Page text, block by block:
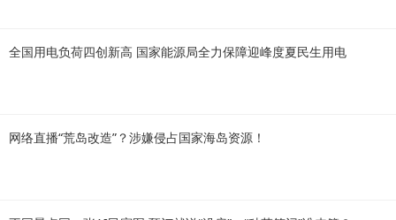
全国用电负荷四创新高 国家能源局全力保障迎峰度夏民生用电
网络直播“荒岛改造”？涉嫌侵占国家海岛资源！